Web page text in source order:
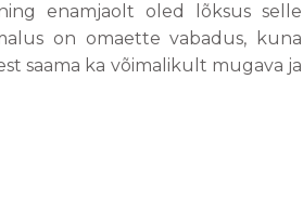
enamjaolt oled lõksus selle
on omaette vabadus, kuna
saama ka võimalikult mugava ja